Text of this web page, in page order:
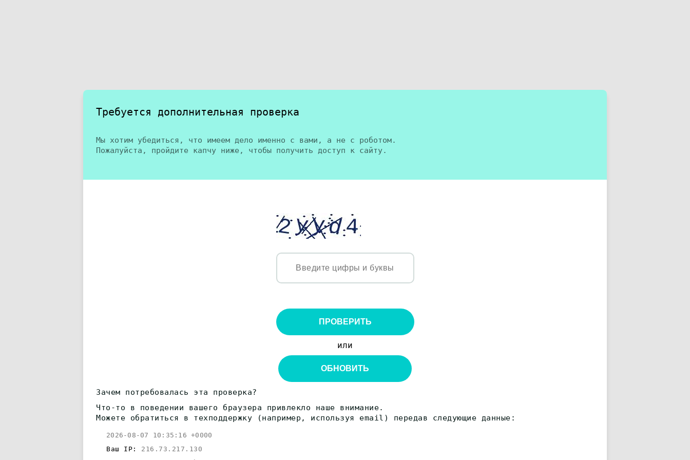
Требуется дополнительная проверка
Мы хотим убедиться, что имеем дело именно с вами, а не с роботом.
Пожалуйста, пройдите капчу ниже, чтобы получить доступ к сайту.
ПРОВЕРИТЬ
или
ОБНОВИТЬ
Зачем потребовалась эта проверка?
Что-то в поведении вашего браузера привлекло наше внимание.
Можете обратиться в техподдержку (например, используя email) передав следующие данные:
2026-08-07 10:35:16 +0000
Ваш IP: 216.73.217.130